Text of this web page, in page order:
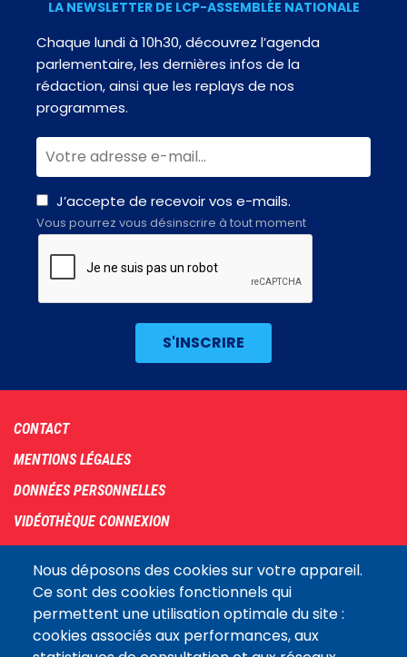
Nous déposons des cookies sur votre appareil.
Ce sont des cookies fonctionnels qui
permettent une utilisation optimale du site :
cookies associés aux performances, aux
LA NEWSLETTER DE LCP-ASSEMBLÉE NATIONALE
Chaque lundi à 10h30, découvrez l’agenda
parlementaire, les dernières infos de la
rédaction, ainsi que les replays de nos
programmes.
J’accepte de recevoir vos e-mails.
Vous pourrez vous désinscrire à tout moment
Footer
menu
CONTACT
MENTIONS LÉGALES
DONNÉES PERSONNELLES
VIDÉOTHÈQUE CONNEXION
ARCHIVES
COOKIES
Assemblée